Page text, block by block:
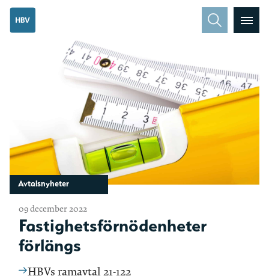
Avtalsnyheter
09 december 2022
Fastighetsförnödenheter
förlängs
HBVs ramavtal 21-122